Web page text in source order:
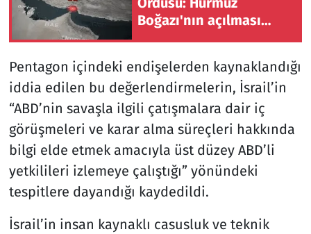
Boğazı'nın açılması
etmesine bağlı
Pentagon içindeki endişelerden kaynaklandığı
iddia edilen bu değerlendirmelerin, İsrail’in
“ABD’nin savaşla ilgili çatışmalara dair iç
görüşmeleri ve karar alma süreçleri hakkında
bilgi elde etmek amacıyla üst düzey ABD’li
yetkilileri izlemeye çalıştığı” yönündeki
tespitlere dayandığı kaydedildi.
İsrail’in insan kaynaklı casusluk ve teknik